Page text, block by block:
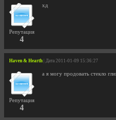
Репутация
4
хд
Haven & Hearth | Дата 2011-01-09 15:36:27
Репутация
4
а я могу продовать стекло